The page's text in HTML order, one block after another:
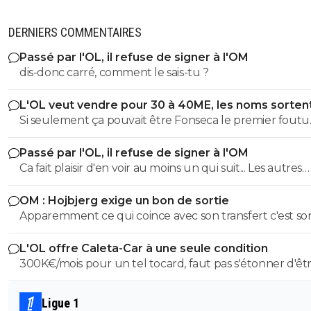
DERNIERS COMMENTAIRES
Passé par l'OL, il refuse de signer à l'OM
dis-donc carré, comment le sais-tu ?
L'OL veut vendre pour 30 à 40ME, les noms
Si seulement ça pouvait être Fonseca le premier foutu
dehors, l'OL et ce très bon effectif s'en porterait tout
mieux
Passé par l'OL, il refuse de signer à l'OM
Ca fait plaisir d'en voir au moins un qui suit... Les autres
doivent être des abrutis de supporters non ?
OM : Hojbjerg exige un bon de sortie
Apparemment ce qui coince avec son transfert c'est
salaire. S'il veut vraiment partir, il sait quoi faire.
L'OL offre Caleta-Car à une seule condition
300K€/mois pour un tel tocard, faut pas s'étonner
dans la merde.
Ligue 1